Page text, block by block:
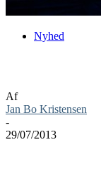
Nyhed
Af
Jan Bo Kristensen
-
29/07/2013